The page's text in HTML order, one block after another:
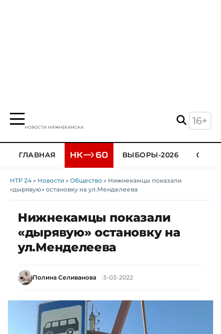
НОВОСТИ НИЖНЕКАМСКА
16+
ГЛАВНАЯ ВЫБОРЫ-2026
НТР 24 » Новости » Общество » Нижнекамцы показали
«дырявую» остановку на ул.Менделеева
Нижнекамцы показали
«дырявую» остановку на
ул.Менделеева
Полина Селиванова 3-03-2022